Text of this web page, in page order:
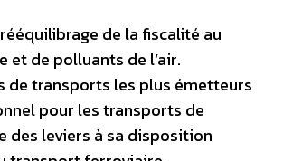
de la fiscalité au
de polluants de l’air.
de transports les plus émetteurs
pour les transports de
des leviers à sa disposition